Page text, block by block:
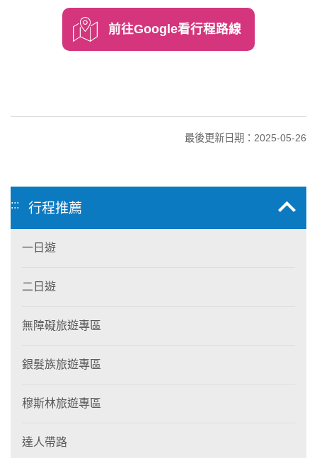
前往Google看行程路線
最後更新日期：2025-05-26
::: 行程推薦
一日遊
二日遊
無障礙旅遊專區
銀髮族旅遊專區
穆斯林旅遊專區
達人帶路